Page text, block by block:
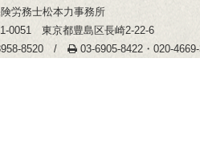
労務士松本力事務所
0051 東京都豊島区長崎2-22-6
8520 /
03-6905-8422・020-